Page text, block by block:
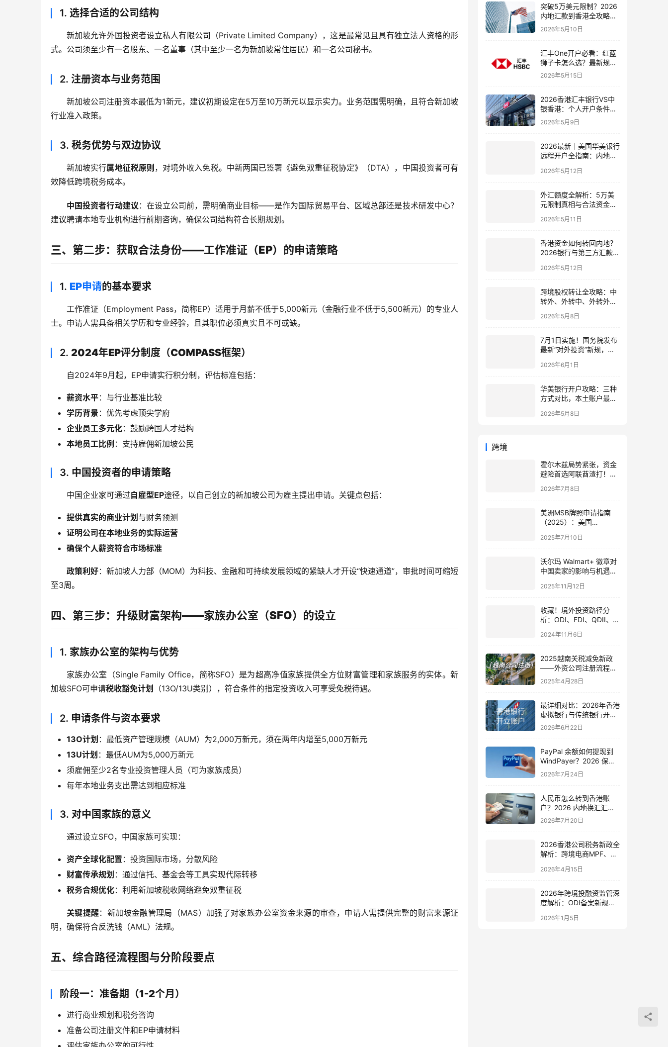
1. 选择合适的公司结构
新加坡允许外国投资者设立私人有限公司（Private Limited Company），这是最常见且具有独立法人资格的形
式。公司须至少有一名股东、一名董事（其中至少一名为新加坡常住居民）和一名公司秘书。
2. 注册资本与业务范围
新加坡公司注册资本最低为1新元，建议初期设定在5万至10万新元以显示实力。业务范围需明确，且符合新加坡
行业准入政策。
3. 税务优势与双边协议
新加坡实行属地征税原则，对境外收入免税。中新两国已签署《避免双重征税协定》（DTA），中国投资者可有
效降低跨境税务成本。
中国投资者行动建议 ：在设立公司前，需明确商业目标——是作为国际贸易平台、区域总部还是技术研发中心？
建议聘请本地专业机构进行前期咨询，确保公司结构符合长期规划。
三、第二步：获取合法身份——工作准证（EP）的申请策略
1. EP申请的基本要求
工作准证（Employment Pass，简称EP）适用于月薪不低于5,000新元（金融行业不低于5,500新元）的专业人
士。申请人需具备相关学历和专业经验，且其职位必须真实且不可或缺。
2. 2024年EP评分制度（COMPASS框架）
自2024年9月起，EP申请实行积分制，评估标准包括：
薪资水平：与行业基准比较
学历背景 ：优先考虑顶尖学府
企业员工多元化：鼓励跨国人才结构
本地员工比例 ：支持雇佣新加坡公民
3. 中国投资者的申请策略
中国企业家可通过自雇型EP途径，以自己创立的新加坡公司为雇主提出申请。关键点包括：
提供真实的商业计划与财务预测
证明公司在本地业务的实际运营
确保个人薪资符合市场标准
政策利好：新加坡人力部（MOM）为科技、金融和可持续发展领域的紧缺人才开设“快速通道”，审批时间可缩短
至3周。
四、第三步：升级财富架构——家族办公室（SFO）的设立
1. 家族办公室的架构与优势
家族办公室（Single Family Office，简称SFO）是为超高净值家族提供全方位财富管理和家族服务的实体。新
加坡SFO可申请税收豁免计划 （13O/13U类别），符合条件的指定投资收入可享受免税待遇。
2. 申请条件与资本要求
13O计划 ：最低资产管理规模（AUM）为2,000万新元，须在两年内增至5,000万新元
13U计划 ：最低AUM为5,000万新元
须雇佣至少2名专业投资管理人员（可为家族成员）
每年本地业务支出需达到相应标准
3. 对中国家族的意义
通过设立SFO，中国家族可实现：
资产全球化配置 ：投资国际市场，分散风险
财富传承规划 ：通过信托、基金会等工具实现代际转移
税务合规优化：利用新加坡税收网络避免双重征税
关键提醒：新加坡金融管理局（MAS）加强了对家族办公室资金来源的审查，申请人需提供完整的财富来源证
明，确保符合反洗钱（AML）法规。
五、综合路径流程图与分阶段要点
阶段一：准备期（1-2个月）
进行商业规划和税务咨询
准备公司注册文件和EP申请材料
突破5万美元限制？2026
内地汇款到香港全攻略：
4种合法路径、手续费对
比与避坑指南
2026年5月10日
汇丰One开户必看：红蓝
狮子卡怎么选？最新规则
+补办攻略+5个避坑指南
2026年5月15日
2026香港汇丰银行VS中
银香港：个人开户条件、
费用、下户速度全方位对
比指南
2026年5月9日
2026最新｜美国华美银行
远程开户全指南：内地居
境账户实操解析
2026年5月12日
外汇额度全解析：5万美
元限制真相与合法资金出
2026年5月11日
香港资金如何转回内地？
2026银行与第三方汇款全
2026年5月12日
跨境股权转让全攻略：中
转外、外转中、外转外合
最新版）
2026年5月8日
7月1日实施！国务院发布
最新“对外投资”新规，炒
会有何影响
2026年6月1日
华美银行开户攻略：三种
方式对比，本土账户最稳
2026年5月8日
跨境
霍尔木兹局势紧张，资金
避险首选阿联酋渣打！无
程可开。
2026年7月8日
美洲MSB牌照申请指南
（2025）：美国
FINTRAC、墨西哥IFPE详
2025年7月10日
沃尔玛 Walmart+ 徽章对
中国卖家的影响与机遇，
长
2025年11月12日
收藏！境外投资路径分
析：ODI、FDI、QDII、
资方式如何选择最适合你
2024年11月6日
2025越南关税减免新政
——外资公司注册流程与
合规指南
2025年4月28日
最详细对比：2026年香港
虚拟银行与传统银行开
户，哪个更适合内地用
2026年6月22日
PayPal 余额如何提现到
WindPayer？2026 保姆
级教程：虚拟账户绑定、
提现完整操作步骤
2026年7月24日
人民币怎么转到香港账
户？2026 内地换汇汇款
保姆级教程：合规方式、
2026年7月20日
2026香港公司税务新政全
解析：跨境电商MPF、利
规指南
2026年4月15日
2026年跨境投融资监管深
度解析：ODI备案新规、
2026年1月5日